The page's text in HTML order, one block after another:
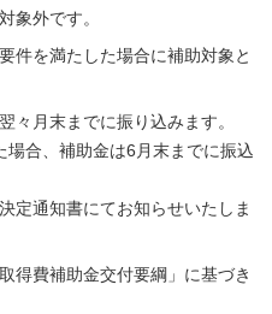
象外です。
件を満たした場合に補助対象と
々月末までに振り込みます。
場合、補助金は6月末までに振込
定通知書にてお知らせいたしま
得費補助金交付要綱」に基づき